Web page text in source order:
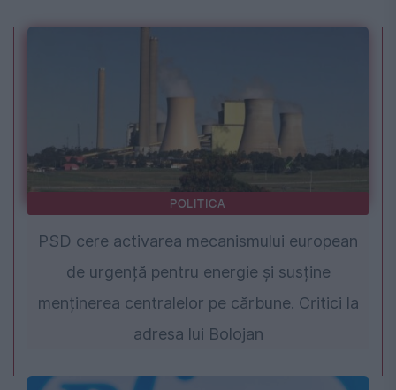
POLITICA
PSD cere activarea mecanismului european
de urgență pentru energie și susține
menținerea centralelor pe cărbune. Critici la
adresa lui Bolojan